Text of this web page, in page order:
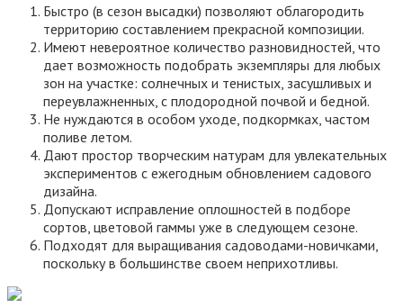
Быстро (в сезон высадки) позволяют облагородить
территорию составлением прекрасной композиции.
Имеют невероятное количество разновидностей, что
дает возможность подобрать экземпляры для любых
зон на участке: солнечных и тенистых, засушливых и
переувлажненных, с плодородной почвой и бедной.
Не нуждаются в особом уходе, подкормках, частом
поливе летом.
Дают простор творческим натурам для увлекательных
экспериментов с ежегодным обновлением садового
дизайна.
Допускают исправление оплошностей в подборе
сортов, цветовой гаммы уже в следующем сезоне.
Подходят для выращивания садоводами-новичками,
поскольку в большинстве своем неприхотливы.